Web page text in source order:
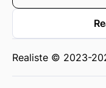
Realiste © 2023-